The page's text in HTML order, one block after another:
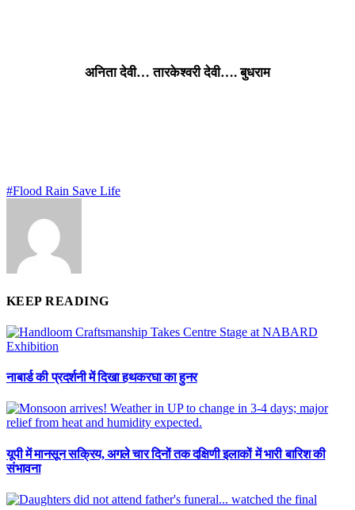
अनिता देवी… तारकेश्वरी देवी…. बुधराम
#Flood Rain Save Life
KEEP READING
नाबार्ड की प्रदर्शनी में दिखा हथकरघा का हुनर
यूपी में मानसून सक्रिय, अगले चार दिनों तक दक्षिणी इलाकों में भारी बारिश की
संभावना